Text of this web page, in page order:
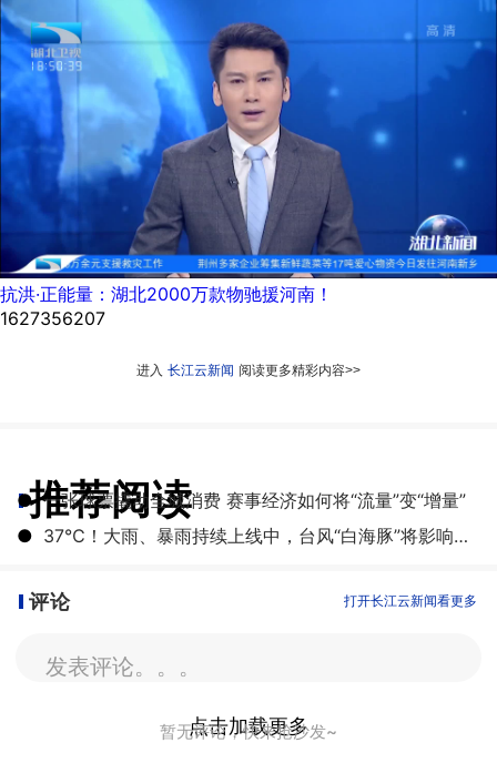
抗洪·正能量：湖北2000万款物驰援河南！
1627356207
进入 长江云新闻 阅读更多精彩内容>>
推荐阅读
● 一张球票撬动全城消费 赛事经济如何将“流量”变“增量”
●
​37℃！大雨、暴雨持续上线中，台风“白海豚”将影响湖北
评论 打开长江云新闻看更多
发表评论。。。
暂无评论，快来抢沙发~
点击加载更多